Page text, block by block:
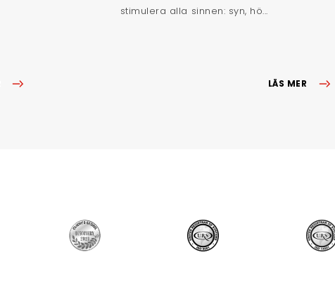
stimulera alla sinnen: syn, hö...
LÄS MER